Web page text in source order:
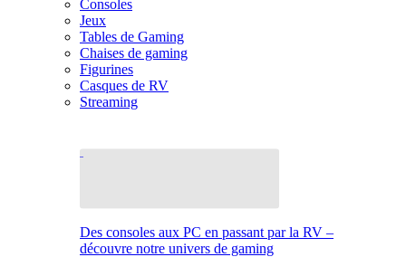
Consoles
Jeux
Tables de Gaming
Chaises de gaming
Figurines
Casques de RV
Streaming
Des consoles aux PC en passant par la RV –
découvre notre univers de gaming